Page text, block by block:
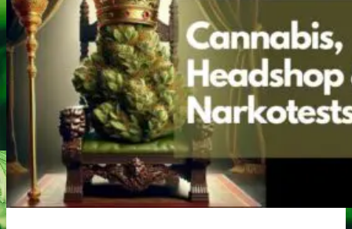
Tilbehør